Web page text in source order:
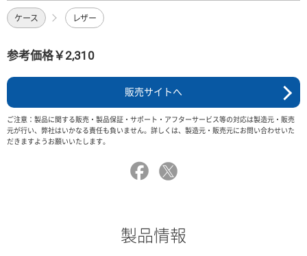
ケース レザー
参考価格￥2,310
販売サイトへ
ご注意：製品に関する販売・製品保証・サポート・アフターサービス等の対応は製造元・販売
元が行い、弊社はいかなる責任も負いません。詳しくは、製造元・販売元にお問い合わせいた
だきますようお願いいたします。
製品情報